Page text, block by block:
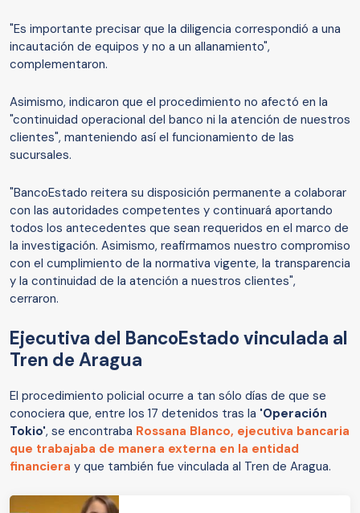
"Es importante precisar que la diligencia correspondió a una
incautación de equipos y no a un allanamiento",
complementaron.
Asimismo, indicaron que el procedimiento no afectó en la
"continuidad operacional del banco ni la atención de nuestros
clientes", manteniendo así el funcionamiento de las
sucursales.
"BancoEstado reitera su disposición permanente a colaborar
con las autoridades competentes y continuará aportando
todos los antecedentes que sean requeridos en el marco de
la investigación. Asimismo, reafirmamos nuestro compromiso
con el cumplimiento de la normativa vigente, la transparencia
y la continuidad de la atención a nuestros clientes",
cerraron.
Ejecutiva del BancoEstado vinculada al
Tren de Aragua
El procedimiento policial ocurre a tan sólo días de que se
conociera que, entre los 17 detenidos tras la 'Operación
Tokio', se encontraba Rossana Blanco, ejecutiva bancaria
que trabajaba de manera externa en la entidad
financiera y que también fue vinculada al Tren de Aragua.